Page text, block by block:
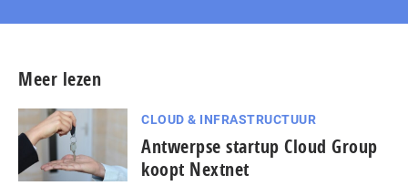
Meer lezen
CLOUD & INFRASTRUCTUUR
Antwerpse startup Cloud Group
koopt Nextnet